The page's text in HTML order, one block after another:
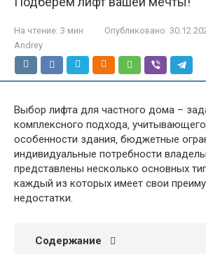
На чтение: 3 мин Опубликовано:
Andrey
Выбор лифта для частного дома –
комплексного подхода‚
особенности здания‚ бюджетные
индивидуальные потребности
представлены несколько основных
каждый из которых имеет свои
недостатки.
Содержание